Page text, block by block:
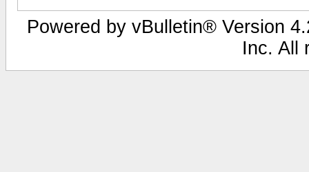
Powered by vBulletin® Version
Inc. All